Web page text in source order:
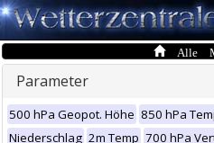
Alle
Parameter
500 hPa Geopot. Höhe 850 hPa
Niederschlag 2m Temp 700 hPa